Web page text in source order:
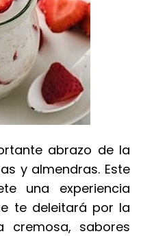
abrazo de la
y almendras. Este
una experiencia
te deleitará por la
cremosa, sabores